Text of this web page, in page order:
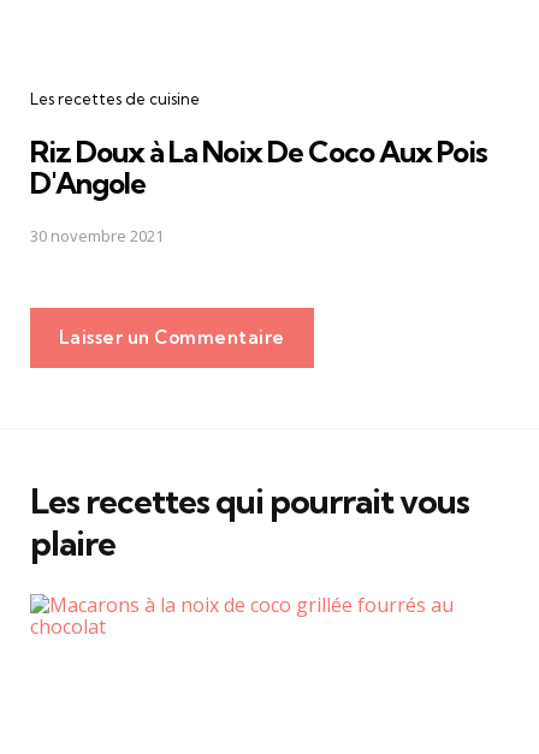
Les recettes de cuisine
Riz Doux à La Noix De Coco Aux Pois
D'Angole
30 novembre 2021
Laisser un Commentaire
Les recettes qui pourrait vous
plaire